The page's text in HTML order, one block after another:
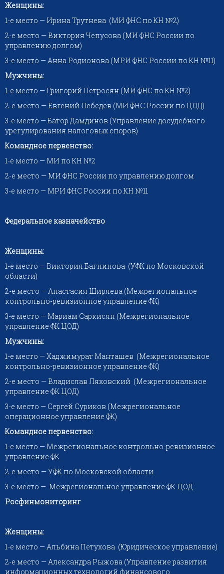
Женщины:
1-е место — Ирина Трутнева (МИ ФНС по КН №2)
2-е место — Виктория Чепусова (МИ ФНС России по
управлению долгом)
3-е место — Анна Родионова (МРИ ФНС России по КН №11)
Мужчины:
1-е место — Григорий Петросян (МИ ФНС по КН №2)
2-е место — Евгений Лебедев (МИ ФНС России по ЦОД)
3-е место — Батор Дамдинов (Управление досудебного
урегулирования налоговых споров)
Командное первенство:
1-е место — МИ по КН №2
2-е место — МИ ФНС России по управлению долгом
3-е место — МРИ ФНС России по КН №11
Федеральное казначейство
Женщины:
1-е место — Виктория Багнинова (УФК по Московской
области)
2-е место — Анастасия Ширяева (Межрегиональное
контрольно-ревизионное управление ФК)
3-е место — Мариам Саркисян (Межрегиональное
управление ФК ЦОД)
Мужчины:
1-е место — Хаджимурат Манташев (Межрегиональное
контрольно-ревизионное управление ФК)
2-е место — Владислав Ляховский (Межрегиональное
управление ФК ЦОД)
3-е место — Сергей Суриков (Межрегиональное
операционное управление ФК)
Командное первенство:
1-е место — Межрегиональное контрольно-ревизионное
управление ФК
2-е место — УФК по Московской области
3-е место — Межрегиональное управление ФК ЦОД
Росфинмониторинг
Женщины:
1-е место — Альбина Петухова (Юридическое управление)
2-е место — Александра Рыжова (Управление развития
информационных технологий финансового